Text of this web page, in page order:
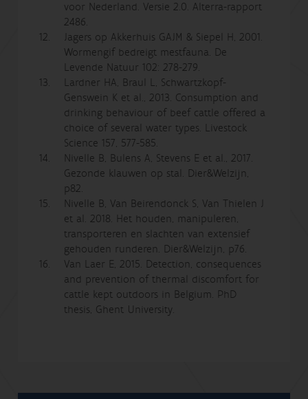
voor Nederland. Versie 2.0. Alterra-rapport
2486.
Jagers op Akkerhuis GAJM & Siepel H, 2001.
Wormengif bedreigt mestfauna. De
Levende Natuur 102: 278-279.
Lardner HA, Braul L, Schwartzkopf-
Genswein K et al., 2013. Consumption and
drinking behaviour of beef cattle offered a
choice of several water types. Livestock
Science 157, 577-585.
Nivelle B, Bulens A, Stevens E et al., 2017.
Gezonde klauwen op stal. Dier&Welzijn,
p82.
Nivelle B, Van Beirendonck S, Van Thielen J
et al. 2018. Het houden, manipuleren,
transporteren en slachten van extensief
gehouden runderen. Dier&Welzijn, p76.
Van Laer E, 2015. Detection, consequences
and prevention of thermal discomfort for
cattle kept outdoors in Belgium. PhD
thesis, Ghent University.